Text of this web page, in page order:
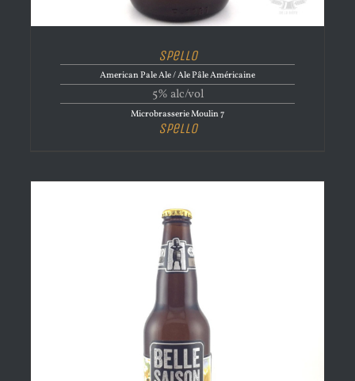
Spello
American Pale Ale / Ale Pâle Américaine
5% alc/vol
Microbrasserie Moulin 7
Spello